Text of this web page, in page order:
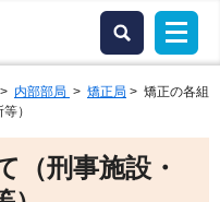
> 内部部局 > 矯正局 > 矯正の各組
）
（刑事施設・